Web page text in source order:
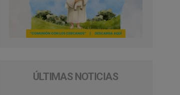
ÚLTIMAS NOTICIAS